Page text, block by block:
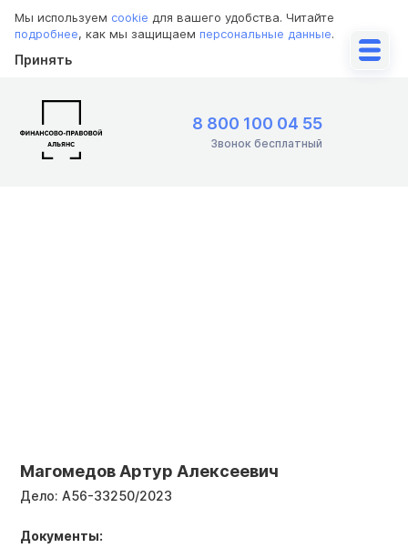
Мы используем cookie для вашего удобства. Читайте
подробнее, как мы защищаем персональные данные.
Принять
8 800 100 04 55
Звонок бесплатный
Магомедов Артур Алексеевич
Дело: А56-33250/2023
Документы: